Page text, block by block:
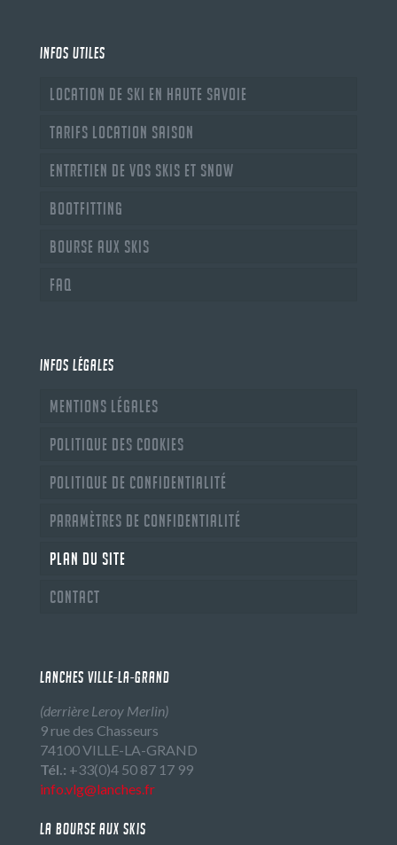
INFOS UTILES
Location de ski en Haute Savoie
Tarifs location saison
Entretien de vos skis et snow
Bootfitting
Bourse aux skis
FAQ
INFOS LÉGALES
Mentions légales
Politique des cookies
Politique de confidentialité
Paramètres de confidentialité
Plan du site
Contact
LANCHES VILLE-LA-GRAND
(derrière Leroy Merlin)
9 rue des Chasseurs
74100 VILLE-LA-GRAND
Tél.: +33(0)4 50 87 17 99
info.vlg@lanches.fr
LA BOURSE AUX SKIS